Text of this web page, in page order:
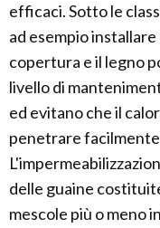
efficaci. Sotto le
ad esempio
copertura e il legno
livello di
ed evitano che il
penetrare
delle guaine
mescole più o meno